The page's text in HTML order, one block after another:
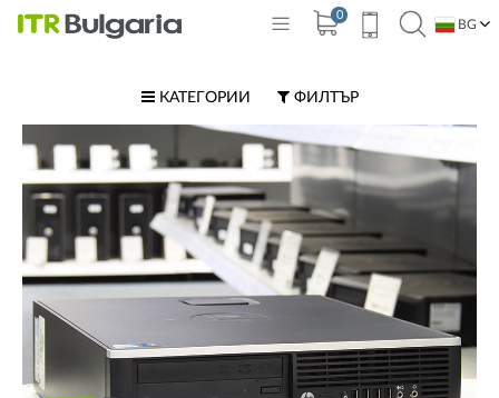
0
BG
КАТЕГОРИИ ФИЛТЪР